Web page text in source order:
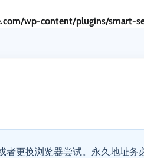
wp-content/plugins/smart-